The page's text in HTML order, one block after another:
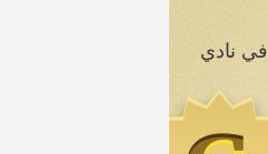
سجلوا اهتمامكم واحصلوا على إشعار بمجرد إضافة عقارات جديدة. وعن طريق التسجيل، ستصبحون أيضًا أعضاءً بمستوى Gold في نادي